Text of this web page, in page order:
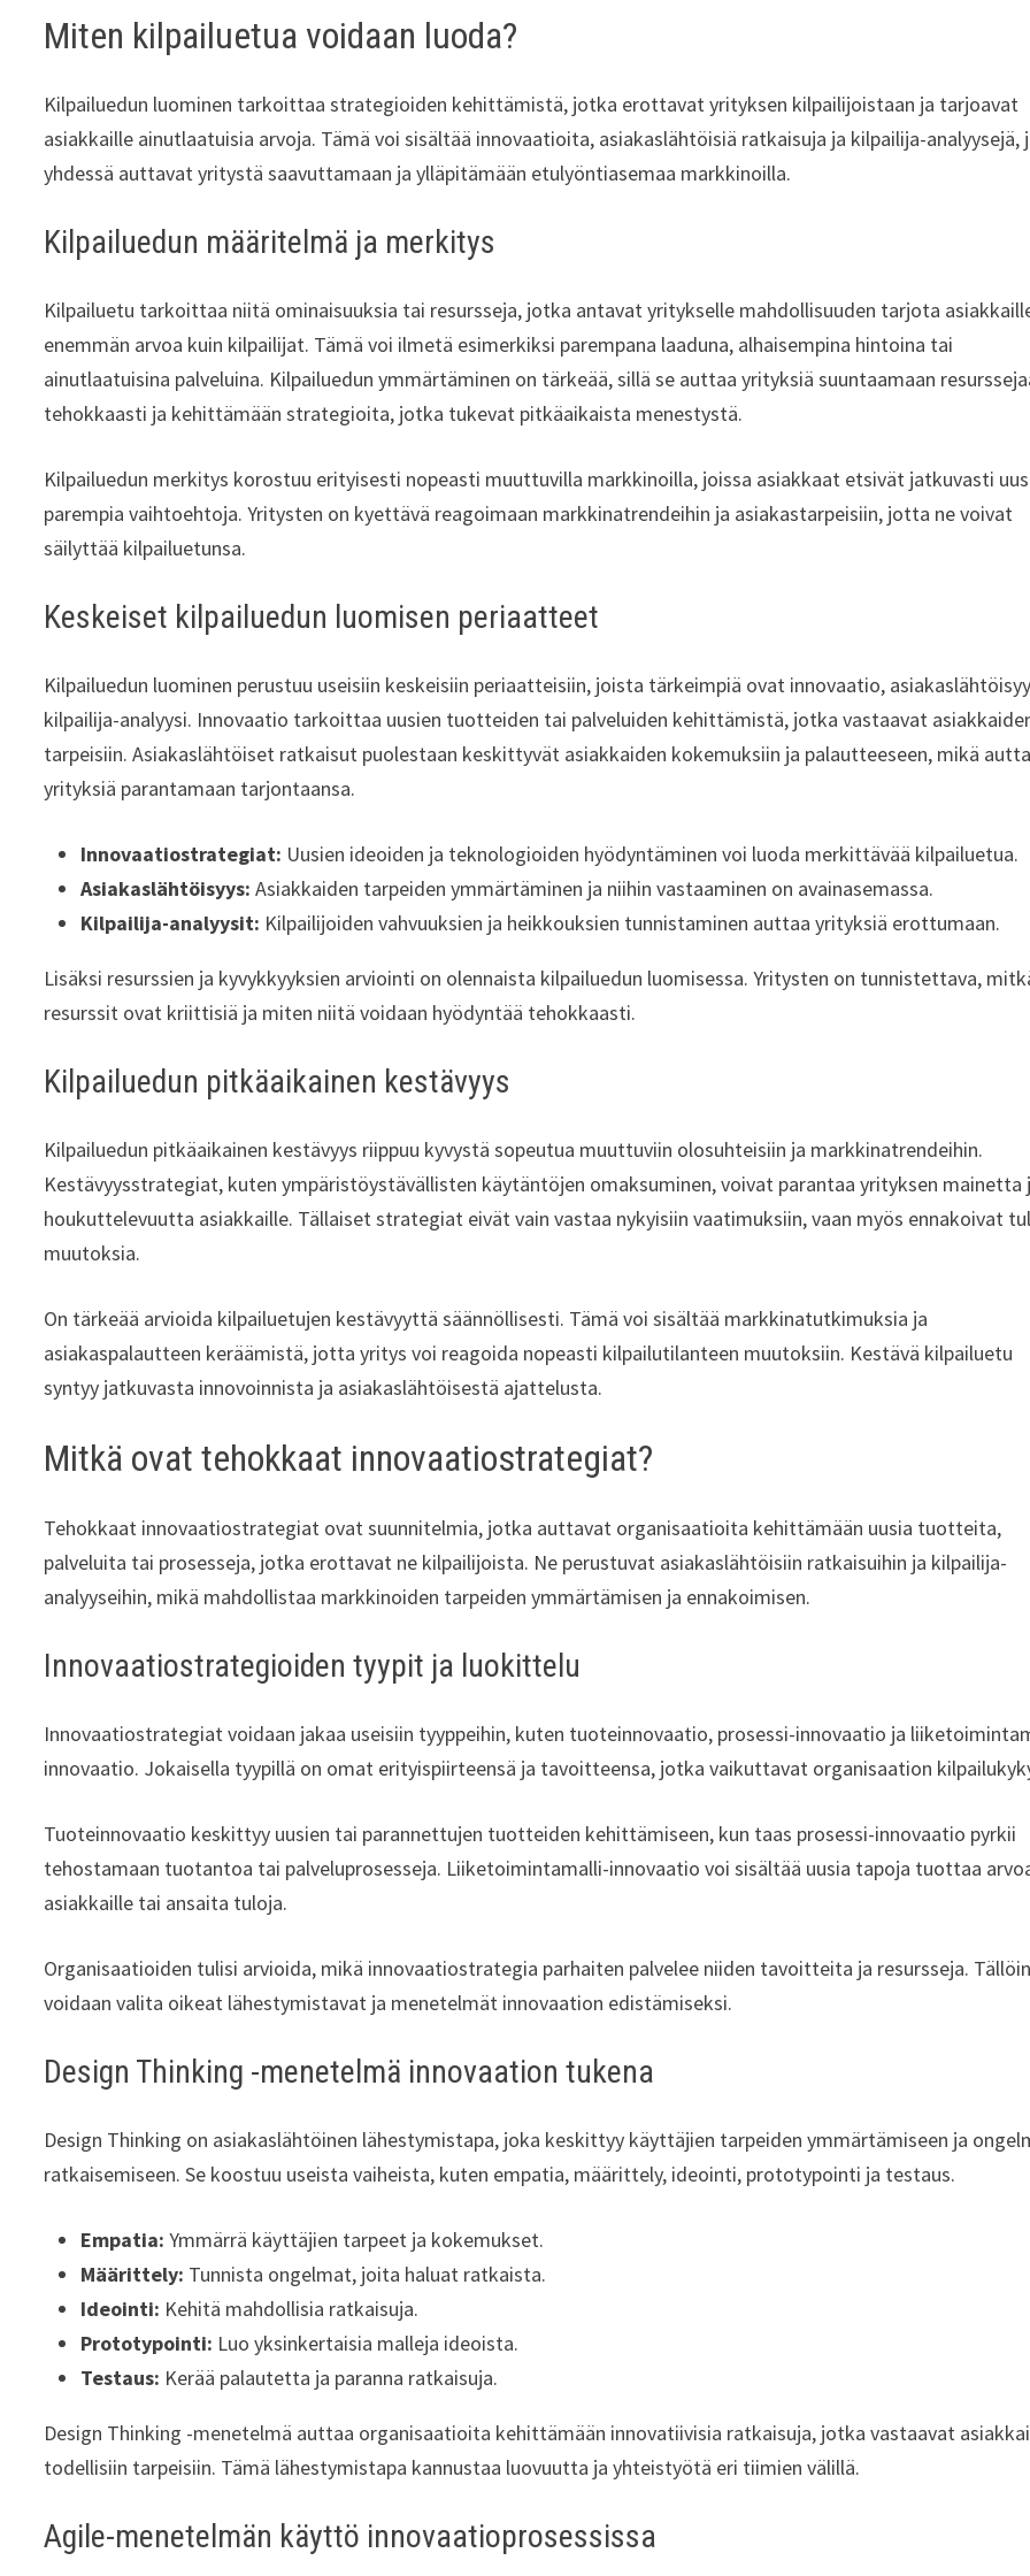
Miten kilpailuetua voidaan luoda?
Kilpailuedun luominen tarkoittaa strategioiden kehittämistä, jotka erottavat yrityksen kilpailijoistaan ja tarjoavat
asiakkaille ainutlaatuisia arvoja. Tämä voi sisältää innovaatioita, asiakaslähtöisiä ratkaisuja ja kilpailija-analyysejä,
yhdessä auttavat yritystä saavuttamaan ja ylläpitämään etulyöntiasemaa markkinoilla.
Kilpailuedun määritelmä ja merkitys
Kilpailuetu tarkoittaa niitä ominaisuuksia tai resursseja, jotka antavat yritykselle mahdollisuuden tarjota
enemmän arvoa kuin kilpailijat. Tämä voi ilmetä esimerkiksi parempana laaduna, alhaisempina hintoina tai
ainutlaatuisina palveluina. Kilpailuedun ymmärtäminen on tärkeää, sillä se auttaa yrityksiä suuntaamaan
tehokkaasti ja kehittämään strategioita, jotka tukevat pitkäaikaista menestystä.
Kilpailuedun merkitys korostuu erityisesti nopeasti muuttuvilla markkinoilla, joissa asiakkaat etsivät jatkuvasti
parempia vaihtoehtoja. Yritysten on kyettävä reagoimaan markkinatrendeihin ja asiakastarpeisiin, jotta ne voivat
säilyttää kilpailuetunsa.
Keskeiset kilpailuedun luomisen periaatteet
Kilpailuedun luominen perustuu useisiin keskeisiin periaatteisiin, joista tärkeimpiä ovat innovaatio,
kilpailija-analyysi. Innovaatio tarkoittaa uusien tuotteiden tai palveluiden kehittämistä, jotka vastaavat
tarpeisiin. Asiakaslähtöiset ratkaisut puolestaan keskittyvät asiakkaiden kokemuksiin ja palautteeseen, mikä
yrityksiä parantamaan tarjontaansa.
Innovaatiostrategiat: Uusien ideoiden ja teknologioiden hyödyntäminen voi luoda merkittävää kilpailuetua.
Asiakaslähtöisyys: Asiakkaiden tarpeiden ymmärtäminen ja niihin vastaaminen on avainasemassa.
Kilpailija-analyysit: Kilpailijoiden vahvuuksien ja heikkouksien tunnistaminen auttaa yrityksiä erottumaan.
Lisäksi resurssien ja kyvykkyyksien arviointi on olennaista kilpailuedun luomisessa. Yritysten on tunnistettava,
resurssit ovat kriittisiä ja miten niitä voidaan hyödyntää tehokkaasti.
Kilpailuedun pitkäaikainen kestävyys
Kilpailuedun pitkäaikainen kestävyys riippuu kyvystä sopeutua muuttuviin olosuhteisiin ja markkinatrendeihin.
Kestävyysstrategiat, kuten ympäristöystävällisten käytäntöjen omaksuminen, voivat parantaa yrityksen mainetta
houkuttelevuutta asiakkaille. Tällaiset strategiat eivät vain vastaa nykyisiin vaatimuksiin, vaan myös ennakoivat
muutoksia.
On tärkeää arvioida kilpailuetujen kestävyyttä säännöllisesti. Tämä voi sisältää markkinatutkimuksia ja
asiakaspalautteen keräämistä, jotta yritys voi reagoida nopeasti kilpailutilanteen muutoksiin. Kestävä kilpailuetu
syntyy jatkuvasta innovoinnista ja asiakaslähtöisestä ajattelusta.
Mitkä ovat tehokkaat innovaatiostrategiat?
Tehokkaat innovaatiostrategiat ovat suunnitelmia, jotka auttavat organisaatioita kehittämään uusia tuotteita,
palveluita tai prosesseja, jotka erottavat ne kilpailijoista. Ne perustuvat asiakaslähtöisiin ratkaisuihin ja kilpailija-
analyyseihin, mikä mahdollistaa markkinoiden tarpeiden ymmärtämisen ja ennakoimisen.
Innovaatiostrategioiden tyypit ja luokittelu
Innovaatiostrategiat voidaan jakaa useisiin tyyppeihin, kuten tuoteinnovaatio, prosessi-innovaatio ja
innovaatio. Jokaisella tyypillä on omat erityispiirteensä ja tavoitteensa, jotka vaikuttavat organisaation
Tuoteinnovaatio keskittyy uusien tai parannettujen tuotteiden kehittämiseen, kun taas prosessi-innovaatio pyrkii
tehostamaan tuotantoa tai palveluprosesseja. Liiketoimintamalli-innovaatio voi sisältää uusia tapoja tuottaa
asiakkaille tai ansaita tuloja.
Organisaatioiden tulisi arvioida, mikä innovaatiostrategia parhaiten palvelee niiden tavoitteita ja resursseja. Tällöin
voidaan valita oikeat lähestymistavat ja menetelmät innovaation edistämiseksi.
Design Thinking -menetelmä innovaation tukena
Design Thinking on asiakaslähtöinen lähestymistapa, joka keskittyy käyttäjien tarpeiden ymmärtämiseen ja
ratkaisemiseen. Se koostuu useista vaiheista, kuten empatia, määrittely, ideointi, prototypointi ja testaus.
Empatia: Ymmärrä käyttäjien tarpeet ja kokemukset.
Määrittely: Tunnista ongelmat, joita haluat ratkaista.
Ideointi: Kehitä mahdollisia ratkaisuja.
Prototypointi: Luo yksinkertaisia malleja ideoista.
Testaus: Kerää palautetta ja paranna ratkaisuja.
Design Thinking -menetelmä auttaa organisaatioita kehittämään innovatiivisia ratkaisuja, jotka vastaavat
todellisiin tarpeisiin. Tämä lähestymistapa kannustaa luovuutta ja yhteistyötä eri tiimien välillä.
Agile-menetelmän käyttö innovaatioprosessissa